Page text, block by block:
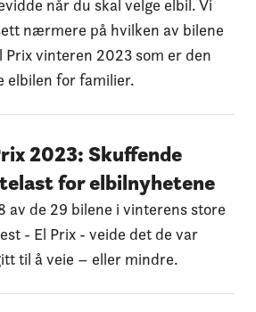
når du skal velge elbil. Vi
nærmere på hvilken av bilene
Prix vinteren 2023 som er den
elbilen for familier.
2023: Skuffende
for elbilnyhetene
av de 29 bilene i vinterens store
- El Prix - veide det de var
til å veie – eller mindre.